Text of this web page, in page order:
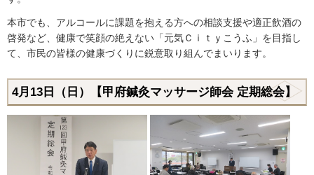
本市でも、アルコールに課題を抱える方への相談支援や適正飲酒の
啓発など、健康で笑顔の絶えない「元気Ｃｉｔｙこうふ」を目指し
て、市民の皆様の健康づくりに鋭意取り組んでまいります。
4月13日（日）【甲府鍼灸マッサージ師会 定期総会】